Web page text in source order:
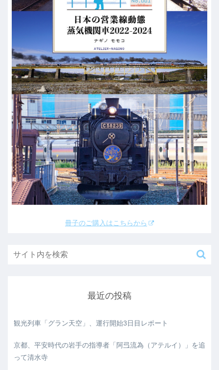
冊子のご購入はこちらから
最近の投稿
観光列車「グラン天空」、運行開始3日目レポート
京都、平安時代の岩手の指導者「阿弖流為（アテルイ）」を追
って清水寺